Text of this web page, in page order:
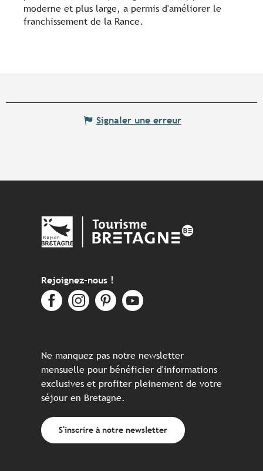
moderne et plus large, a permis d'améliorer le
franchissement de la Rance.
Signaler une erreur
Rejoignez-nous !
Ne manquez pas notre newsletter
mensuelle pour bénéficier d'informations
exclusives et profiter pleinement de votre
séjour en Bretagne.
S'inscrire à notre newsletter